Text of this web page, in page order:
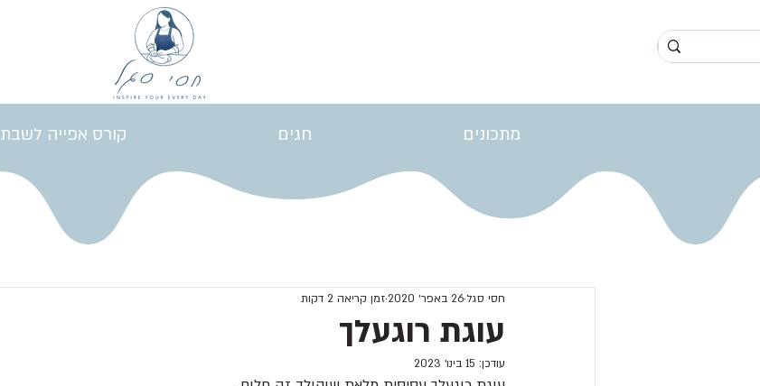
מתכונים חגים קורס אפייה לשבת
עוגת רוגעלך
חסי סגל26 באפר׳ 2020 זמן קריאה 2 דקות
עודכן: 15 בינו׳ 2023